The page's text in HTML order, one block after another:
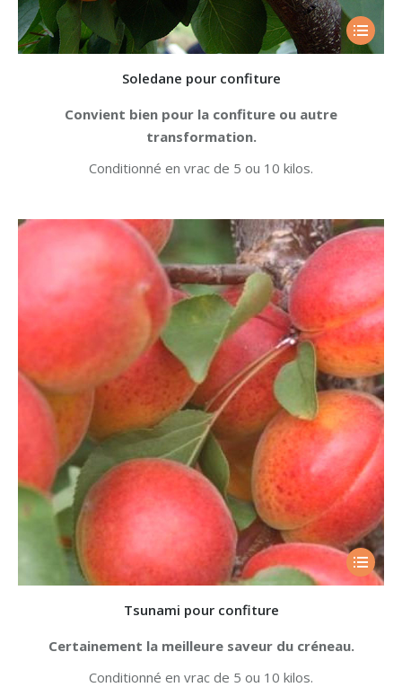
Soledane pour confiture
Convient bien pour la confiture ou autre
transformation.
Conditionné en vrac de 5 ou 10 kilos.
Tsunami pour confiture
Certainement la meilleure saveur du créneau.
Conditionné en vrac de 5 ou 10 kilos.